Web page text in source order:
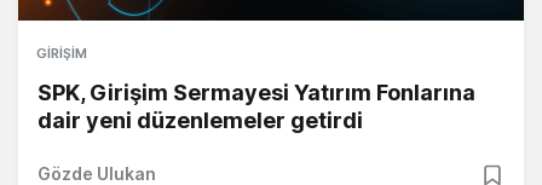
GIRIŞIM
SPK, Girişim Sermayesi Yatırım Fonlarına
dair yeni düzenlemeler getirdi
Gözde Ulukan